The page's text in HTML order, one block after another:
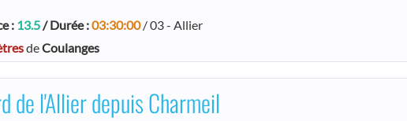
: 13.5/ Durée :03:30:00/ 03 - Allier
deCoulanges
de l'Allier depuis Charmeil